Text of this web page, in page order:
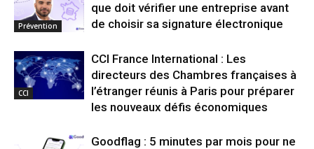
Prévention
que doit vérifier une entreprise avant
de choisir sa signature électronique
CCI
CCI France International : Les
directeurs des Chambres françaises à
l’étranger réunis à Paris pour préparer
les nouveaux défis économiques
Goodflag : 5 minutes par mois pour ne